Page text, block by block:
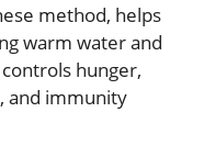
method, helps
warm water and
hunger,
and immunity